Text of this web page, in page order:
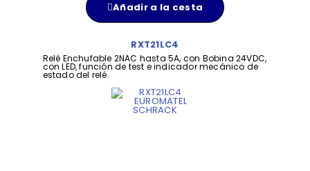
Añadir a la cesta
RXT21LC4
Relé Enchufable 2NAC hasta 5A, con Bobina 24VDC,
con LED, función de test e indicador mecánico de
estado del relé.